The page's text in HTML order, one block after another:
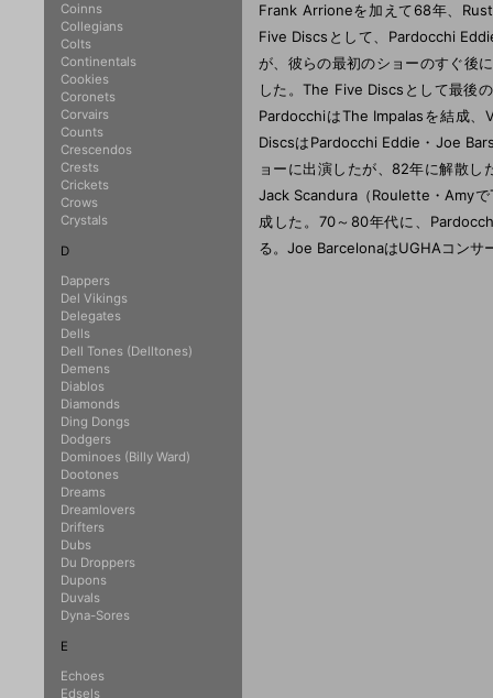
Frank Arrioneを加えて68年、
Five Discsとして、Pardocchi
が、彼らの最初のショーのすぐ後
した。The Five Discsとして最後
PardocchiはThe Impalasを結成
DiscsはPardocchi Eddie・Joe
ョーに出演したが、82年に解散
Jack Scandura（Roulette・Amy
成した。70～80年代に、
る。Joe BarcelonaはUGHAコンサ
Coinns
Collegians
Colts
Continentals
Cookies
Coronets
Corvairs
Counts
Crescendos
Crests
Crickets
Crows
Crystals
D
Dappers
Del Vikings
Delegates
Dells
Dell Tones (Delltones)
Demens
Diablos
Diamonds
Ding Dongs
Dodgers
Dominoes (Billy Ward)
Dootones
Dreams
Dreamlovers
Drifters
Dubs
Du Droppers
Dupons
Duvals
Dyna-Sores
E
Echoes
Edsels